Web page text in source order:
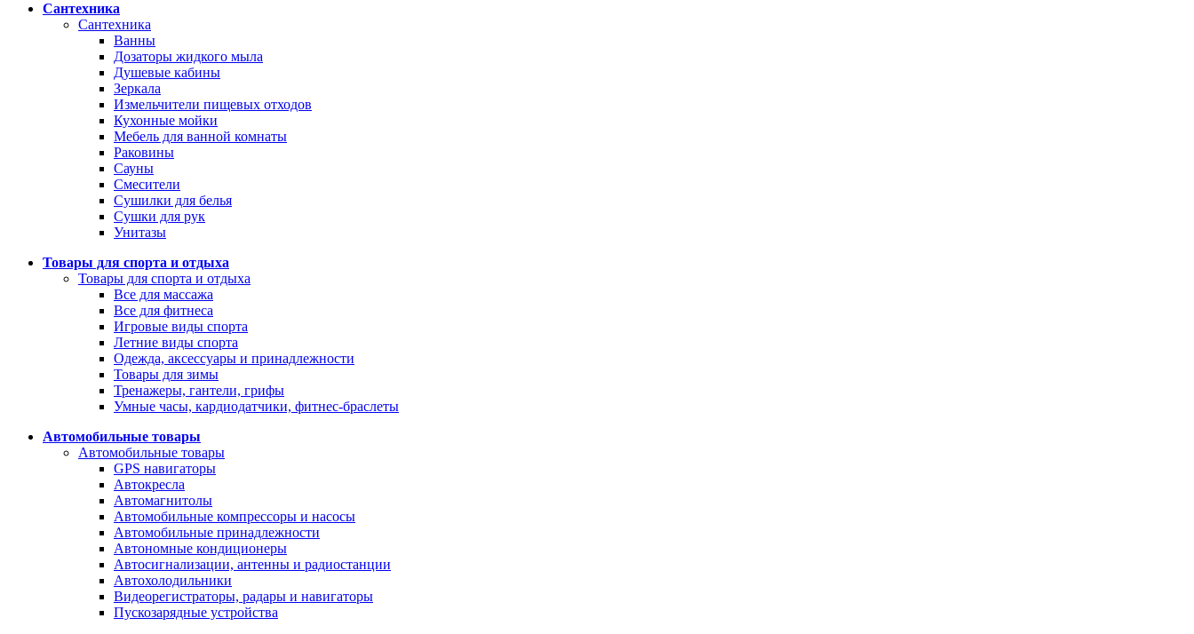
Сантехника
Сантехника
Ванны
Дозаторы жидкого мыла
Душевые кабины
Зеркала
Измельчители пищевых отходов
Кухонные мойки
Мебель для ванной комнаты
Раковины
Сауны
Смесители
Сушилки для белья
Сушки для рук
Унитазы
Товары для спорта и отдыха
Товары для спорта и отдыха
Все для массажа
Все для фитнеса
Игровые виды спорта
Летние виды спорта
Одежда, аксессуары и принадлежности
Товары для зимы
Тренажеры, гантели, грифы
Умные часы, кардиодатчики, фитнес-браслеты
Автомобильные товары
Автомобильные товары
GPS навигаторы
Автокресла
Автомагнитолы
Автомобильные компрессоры и насосы
Автомобильные принадлежности
Автономные кондиционеры
Автосигнализации, антенны и радиостанции
Автохолодильники
Видеорегистраторы, радары и навигаторы
Пускозарядные устройства